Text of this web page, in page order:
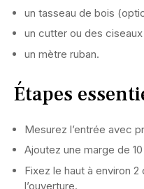
un tasseau de bois
un cutter ou des
un mètre ruban.
Étapes
Mesurez l’entrée avec
Ajoutez une marge de
Fixez le haut à environ
l’ouverture.